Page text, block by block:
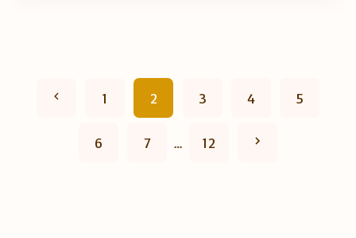
P 1 2 3 4 5
6 7 … 12 N